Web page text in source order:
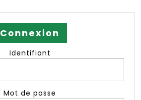
Connexion
Identifiant
Mot de passe